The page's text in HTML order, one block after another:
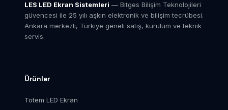
LES LED Ekran Sistemleri — Bitges Bilişim Teknolojileri
güvencesi ile 25 yılı aşkın elektronik ve bilişim tecrübesi.
Ankara merkezli, Türkiye geneli satış, kurulum ve teknik
servis.
Ürünler
Totem LED Ekran